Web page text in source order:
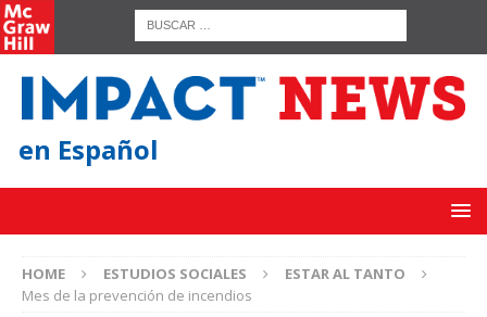
en Español
HOME ESTUDIOS SOCIALES
ESTAR AL TANTO
Mes de la prevención de incendios